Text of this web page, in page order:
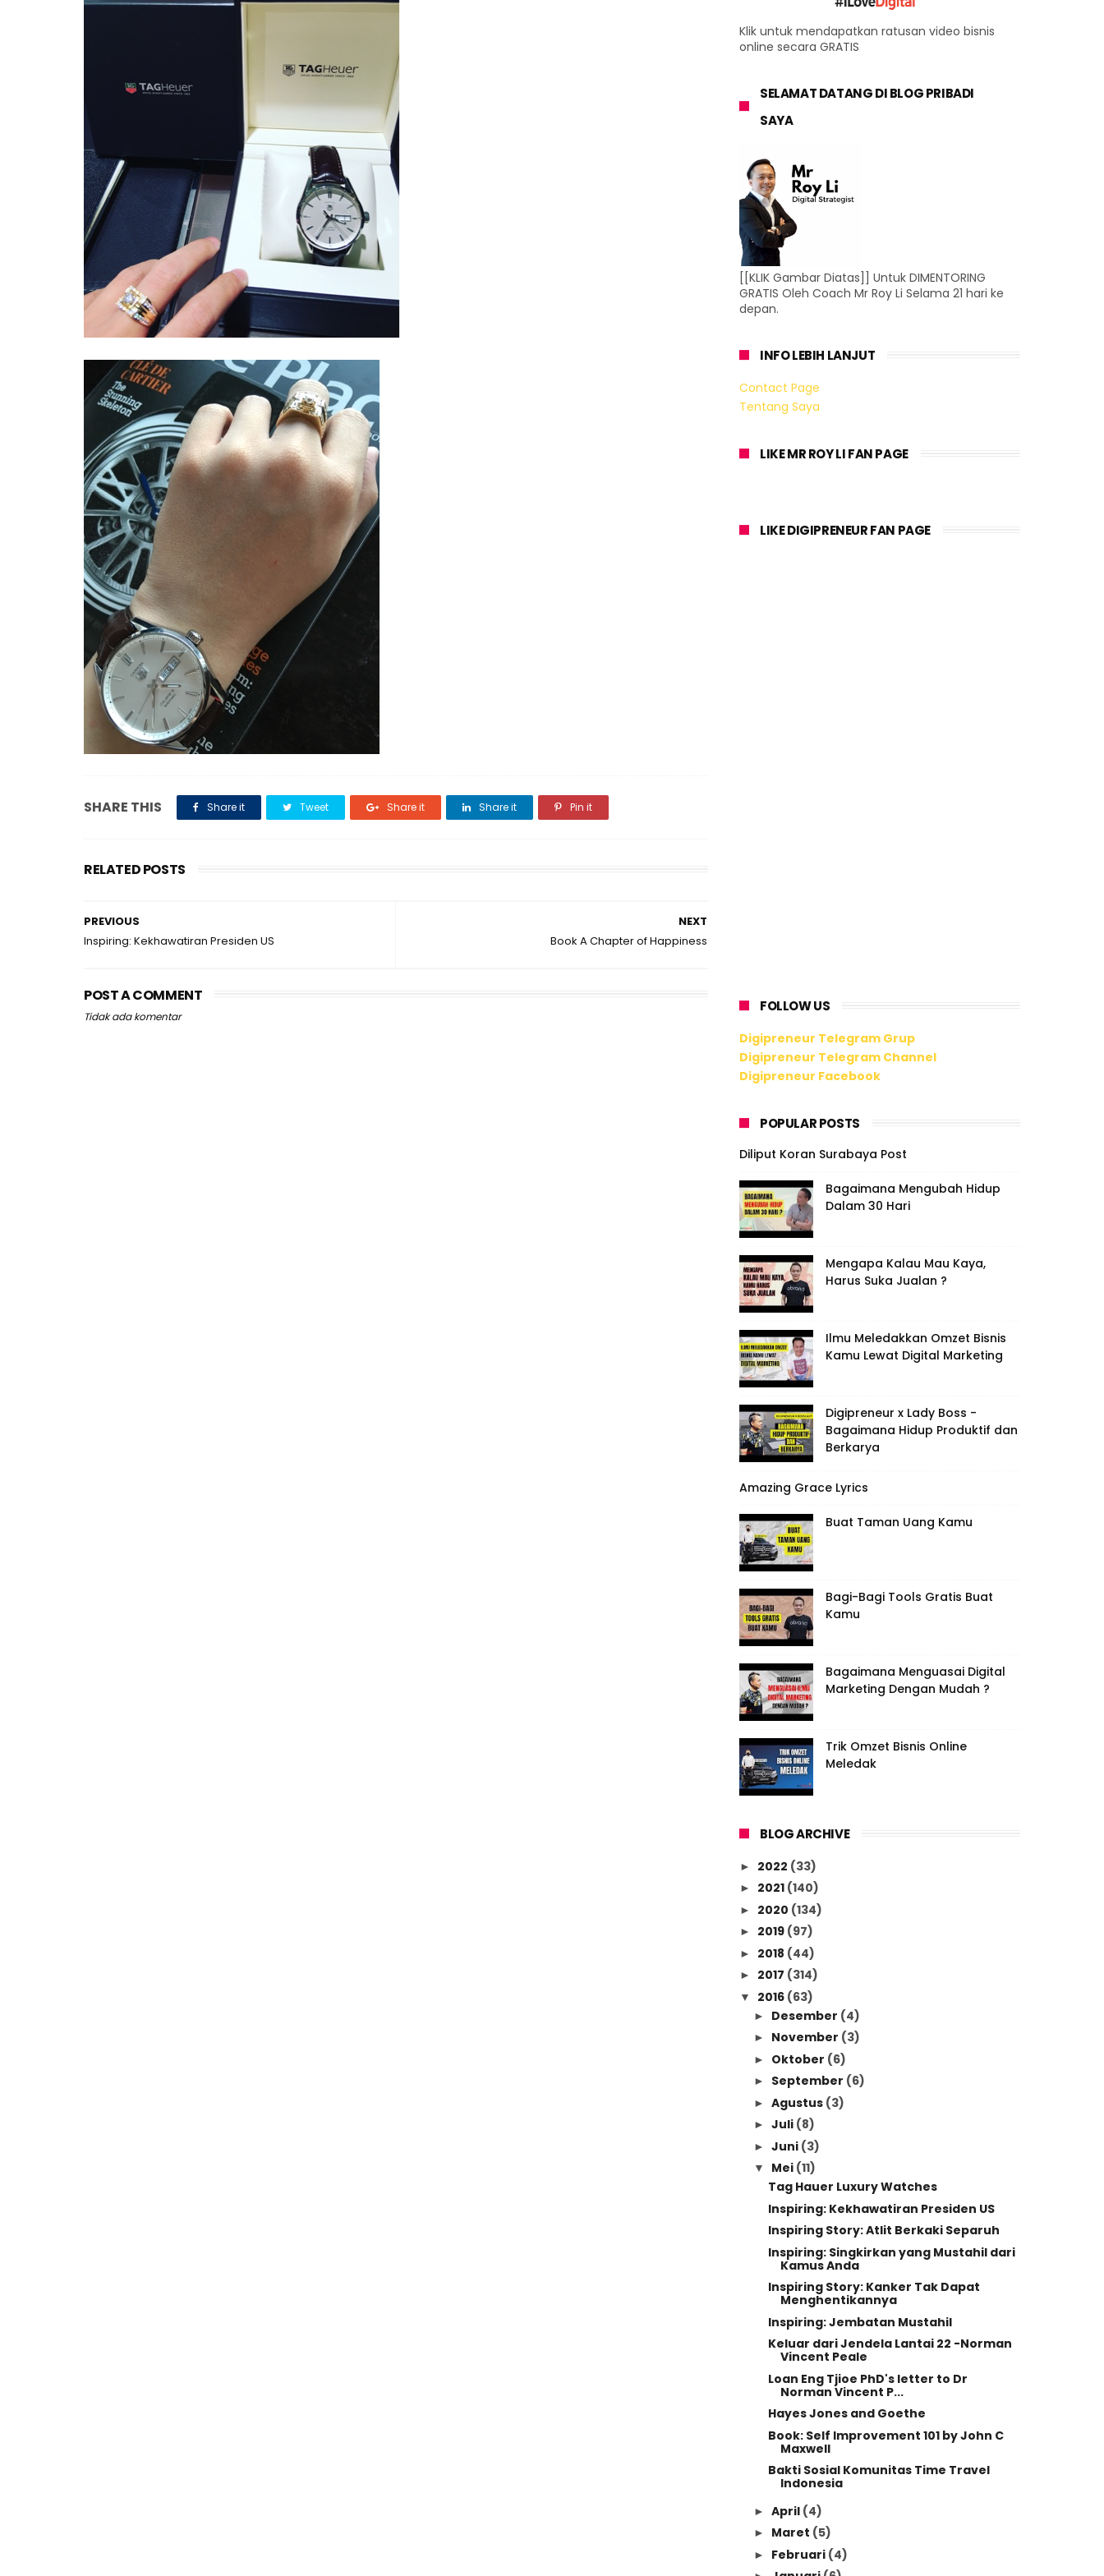
SHARE THIS Share it Tweet Share it Share it Pin it
RELATED POSTS
NEXT
Book A Chapter of Happiness
PREVIOUS
Inspiring: Kekhawatiran Presiden US
POST A COMMENT
Tidak ada komentar
Klik untuk mendapatkan ratusan video bisnis
online secara GRATIS
SELAMAT DATANG DI BLOG PRIBADI
SAYA
[[KLIK Gambar Diatas]] Untuk DIMENTORING
GRATIS Oleh Coach Mr Roy Li Selama 21 hari ke
depan.
INFO LEBIH LANJUT
Contact Page
Tentang Saya
LIKE MR ROY LI FAN PAGE
LIKE DIGIPRENEUR FAN PAGE
FOLLOW US
Digipreneur Telegram Grup
Digipreneur Telegram Channel
Digipreneur Facebook
POPULAR POSTS
Diliput Koran Surabaya Post
Bagaimana Mengubah Hidup
Dalam 30 Hari
Mengapa Kalau Mau Kaya,
Harus Suka Jualan ?
Ilmu Meledakkan Omzet Bisnis
Kamu Lewat Digital Marketing
Digipreneur x Lady Boss -
Bagaimana Hidup Produktif dan
Berkarya
Amazing Grace Lyrics
Buat Taman Uang Kamu
Bagi-Bagi Tools Gratis Buat
Kamu
Bagaimana Menguasai Digital
Marketing Dengan Mudah ?
Trik Omzet Bisnis Online
Meledak
BLOG ARCHIVE
► 2022 (33)
► 2021 (140)
► 2020 (134)
► 2019 (97)
► 2018 (44)
► 2017 (314)
▼ 2016 (63)
► Desember (4)
► November (3)
► Oktober (6)
► September (6)
► Agustus (3)
► Juli (8)
► Juni (3)
▼ Mei (11)
Tag Hauer Luxury Watches
Inspiring: Kekhawatiran Presiden US
Inspiring Story: Atlit Berkaki Separuh
Inspiring: Singkirkan yang Mustahil dari
Kamus Anda
Inspiring Story: Kanker Tak Dapat
Menghentikannya
Inspiring: Jembatan Mustahil
Keluar dari Jendela Lantai 22 -Norman
Vincent Peale
Loan Eng Tjioe PhD's letter to Dr
Norman Vincent P...
Hayes Jones and Goethe
Book: Self Improvement 101 by John C
Maxwell
Bakti Sosial Komunitas Time Travel
Indonesia
► April (4)
► Maret (5)
► Februari (4)